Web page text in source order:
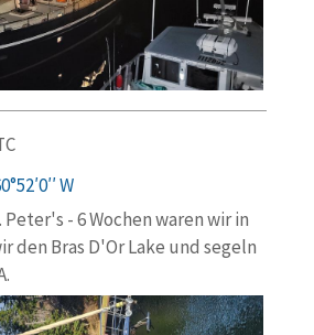
W
Peter's - 6 Wochen waren wir in
den Bras D'Or Lake und segeln